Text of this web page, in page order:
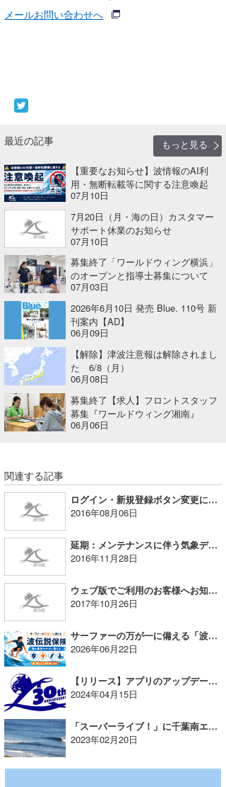
メールお問い合わせへ
最近の記事
もっと見る
【重要なお知らせ】波情報のAI利
用・無断転載等に関する注意喚起
07月10日
7月20日（月・海の日）カスタマー
サポート休業のお知らせ
07月10日
募集終了「ワールドウィング横浜」
のオープンと指導士募集について
07月03日
2026年6月10日 発売 Blue. 110号 新
刊案内【AD】
06月09日
【解除】津波注意報は解除されまし
た 6/8（月）
06月08日
募集終了【求人】フロントスタッフ
募集『ワールドウィング湘南』
06月06日
関連する記事
ログイン・新規登録ボタン変更に伴うお詫びとお願い
2016年08月06日
延期：メンテナンスに伴う気象データ配信一時停止
2016年11月28日
ウェブ版でご利用のお客様へお知らせとお詫び
2017年10月26日
サーファーの万が一に備える「波伝説保険」安心して海を楽しむために【AD】
2026年06月22日
【リリース】アプリのアップデートをお願いいたします
2024年04月15日
「スーパーライブ！」に千葉南エリア「J’s前」が追加！
2023年02月20日